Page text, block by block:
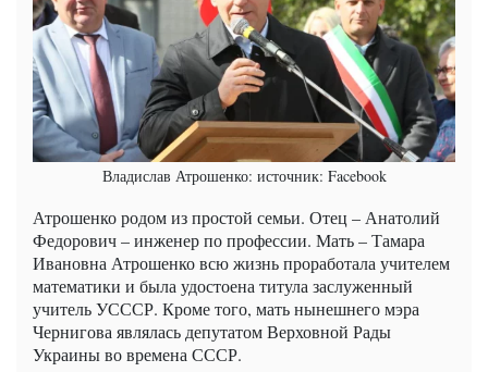
Владислав Атрошенко: источник: Facebook
Атрошенко родом из простой семьи. Отец – Анатолий
Федорович – инженер по профессии. Мать – Тамара
Ивановна Атрошенко всю жизнь проработала учителем
математики и была удостоена титула заслуженный
учитель УСССР. Кроме того, мать нынешнего мэра
Чернигова являлась депутатом Верховной Рады
Украины во времена СССР.